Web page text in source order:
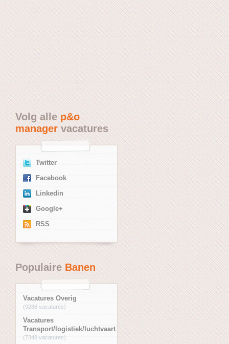
Volg allep&o
managervacatures
Twitter
Facebook
Linkedin
Google+
RSS
PopulaireBanen
Vacatures Overig
(9288 vacatures)
Vacatures
Transport/logistiek/luchtvaart
(7348 vacatures)